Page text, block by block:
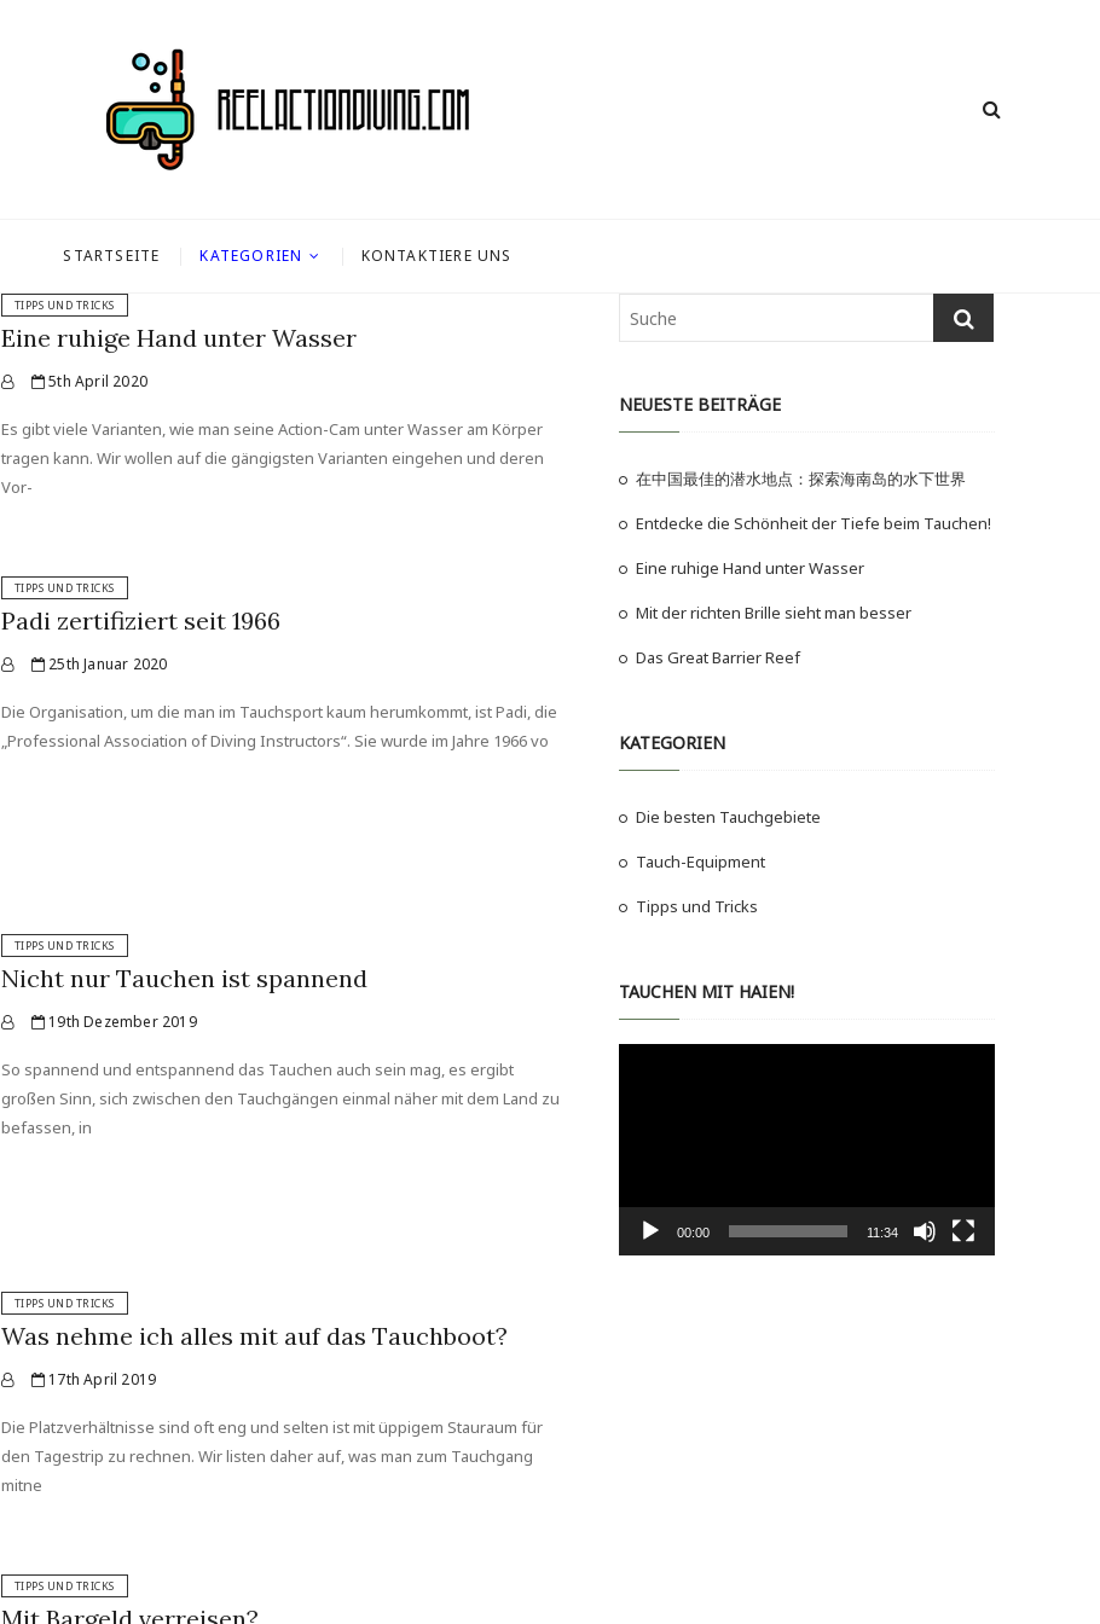
STARTSEITE KATEGORIEN KONTAKTIERE UNS
TIPPS UND TRICKS
Eine ruhige Hand unter Wasser
5th April 2020
Es gibt viele Varianten, wie man seine Action-Cam unter Wasser am Körper
tragen kann. Wir wollen auf die gängigsten Varianten eingehen und deren
Vor-
TIPPS UND TRICKS
Padi zertifiziert seit 1966
25th Januar 2020
Die Organisation, um die man im Tauchsport kaum herumkommt, ist Padi, die
„Professional Association of Diving Instructors“. Sie wurde im Jahre 1966 vo
TIPPS UND TRICKS
Nicht nur Tauchen ist spannend
19th Dezember 2019
So spannend und entspannend das Tauchen auch sein mag, es ergibt
großen Sinn, sich zwischen den Tauchgängen einmal näher mit dem Land zu
befassen, in
TIPPS UND TRICKS
Was nehme ich alles mit auf das Tauchboot?
17th April 2019
Die Platzverhältnisse sind oft eng und selten ist mit üppigem Stauraum für
den Tagestrip zu rechnen. Wir listen daher auf, was man zum Tauchgang
mitne
TIPPS UND TRICKS
NEUESTE BEITRÄGE
在中国最佳的潜水地点：探索海南岛的水下世界
Entdecke die Schönheit der Tiefe beim Tauchen!
Eine ruhige Hand unter Wasser
Mit der richten Brille sieht man besser
Das Great Barrier Reef
KATEGORIEN
Die besten Tauchgebiete
Tauch-Equipment
Tipps und Tricks
TAUCHEN MIT HAIEN!
00:00 11:34